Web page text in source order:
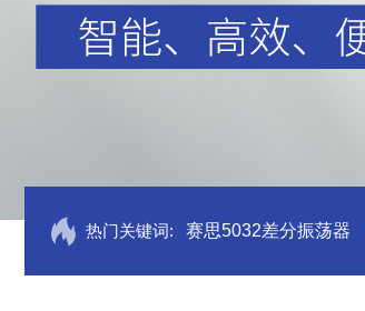
热门关键词: 赛思5032差分振荡器